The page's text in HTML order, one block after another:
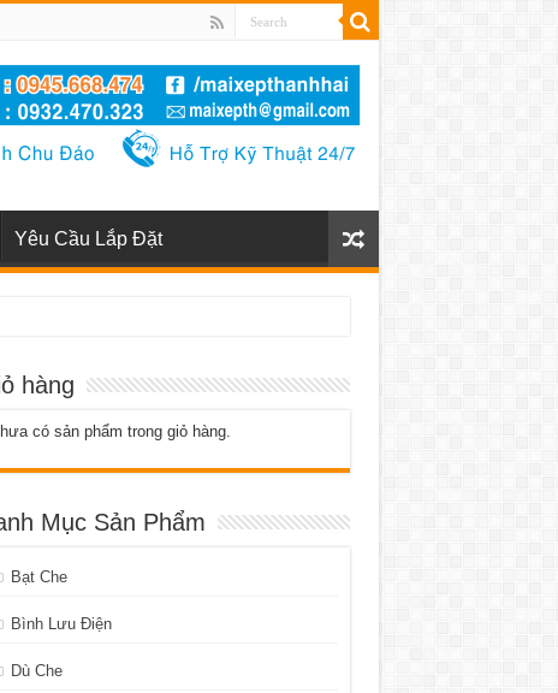
Yêu Cầu Lắp Đặt
hàng
có sản phẩm trong giỏ hàng.
Mục Sản Phẩm
Bạt Che
Bình Lưu Điện
Dù Che